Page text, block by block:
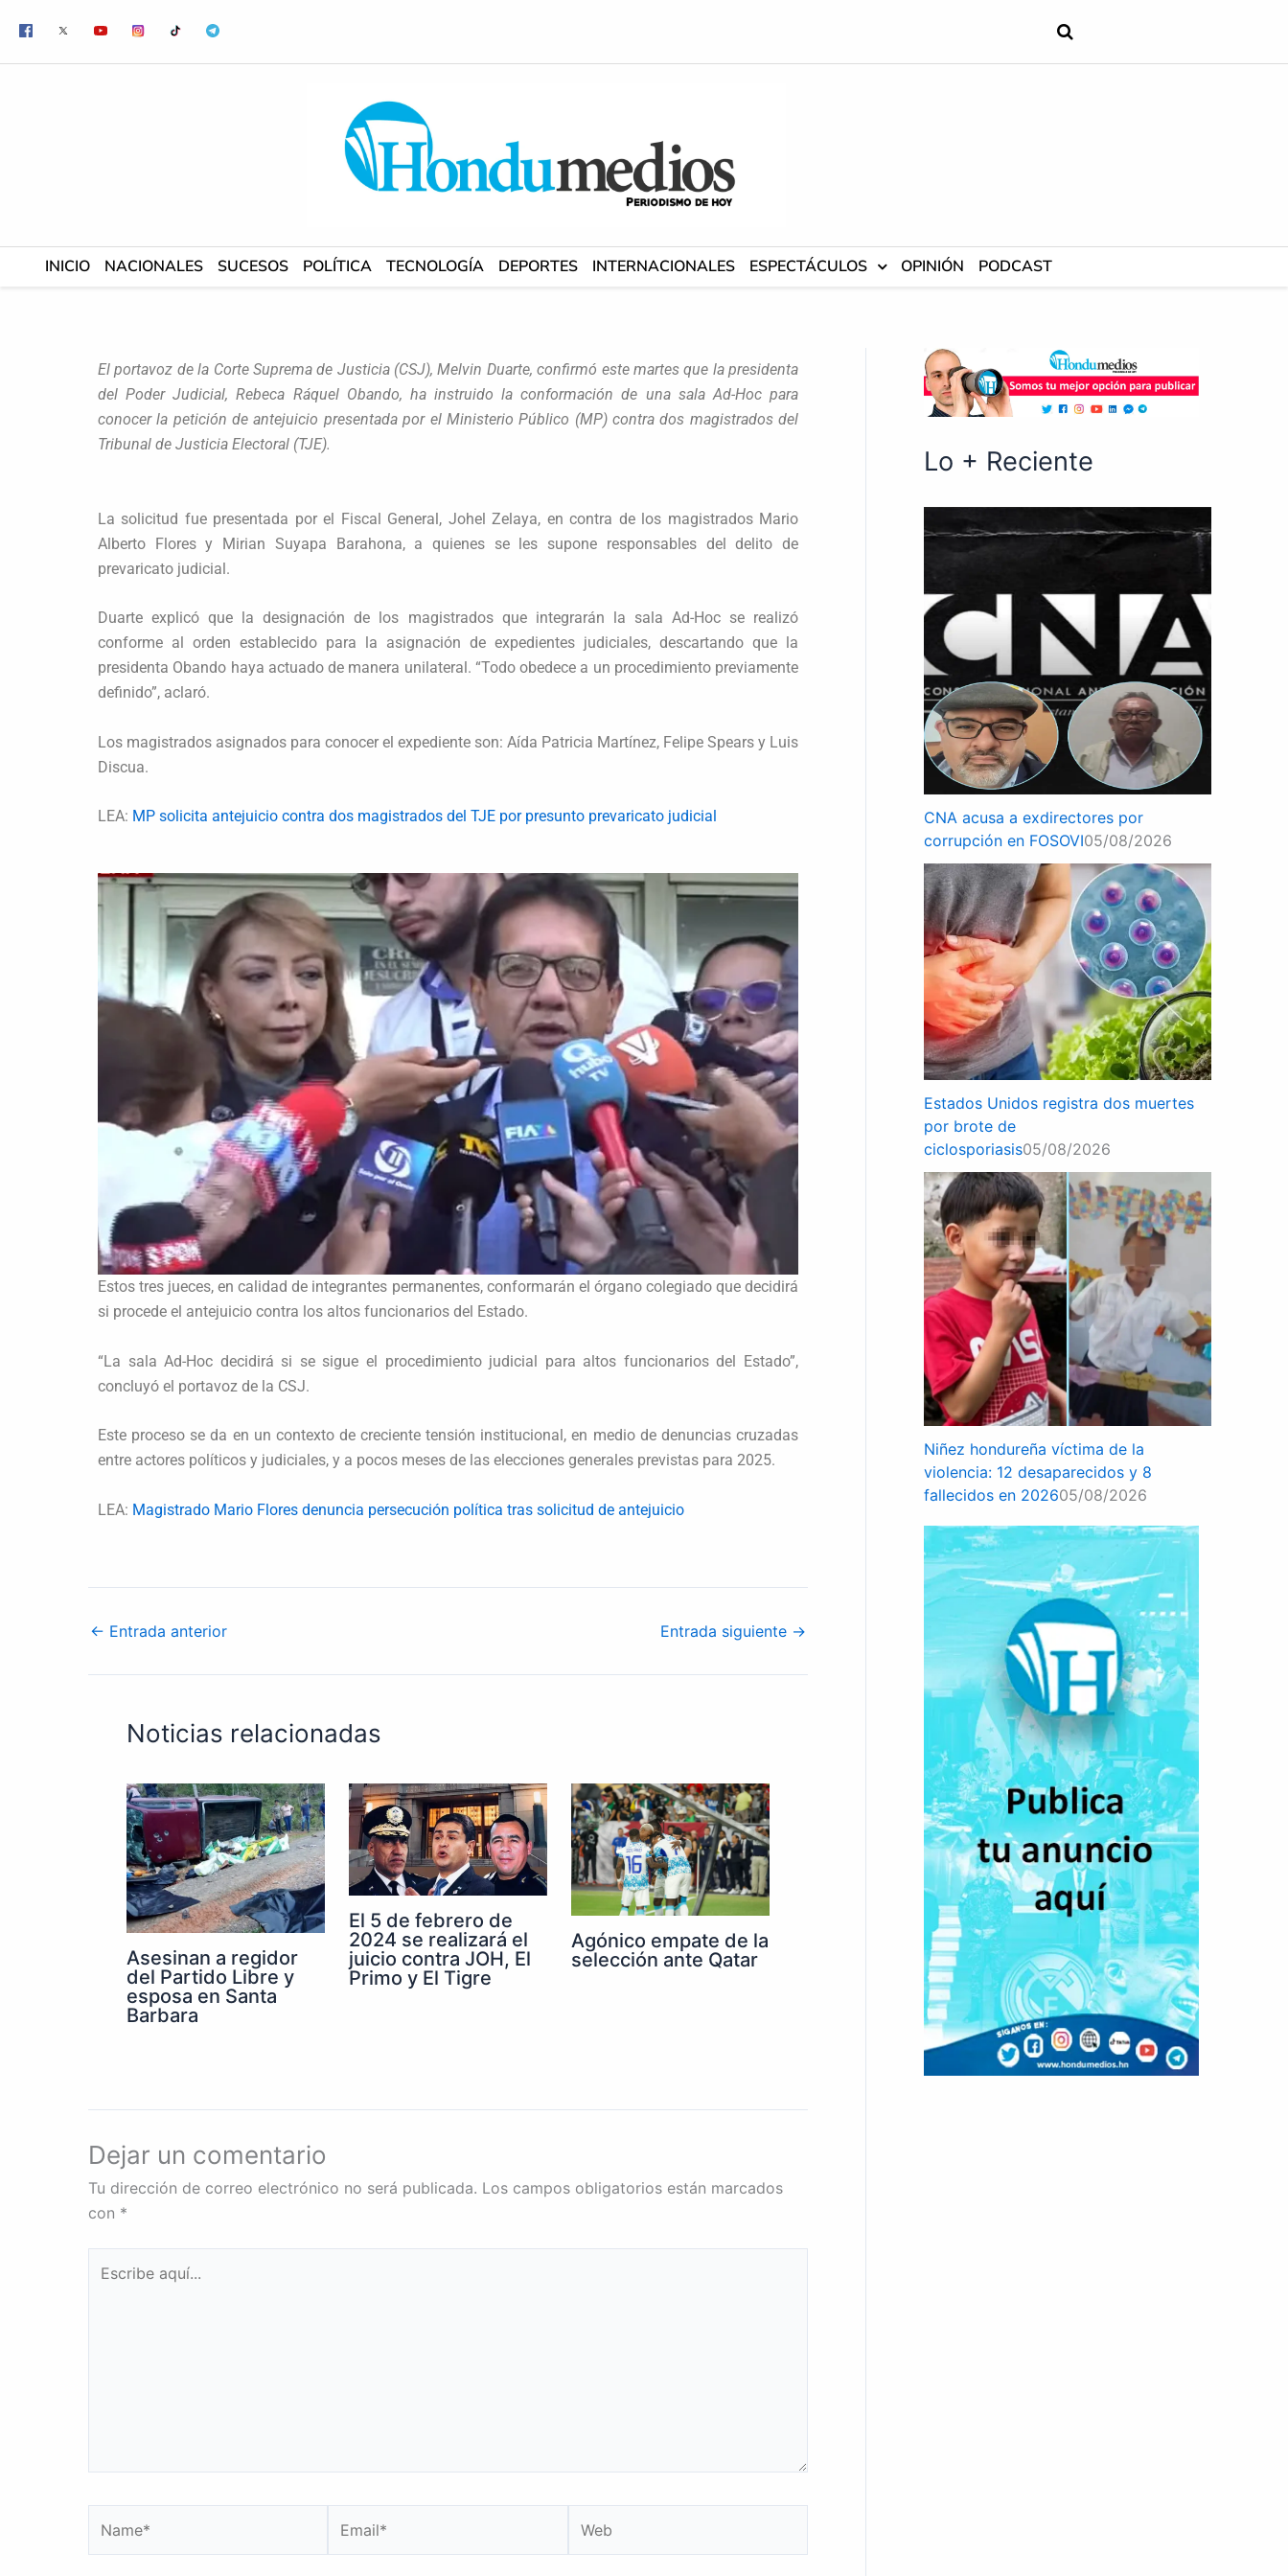
contenido
INICIO NACIONALES SUCESOS POLÍTICA TECNOLOGÍA DEPORTES INTERNACIONALES ESPECTÁCULOS OPINIÓN PODCAST
El portavoz de la Corte Suprema de Justicia (CSJ), Melvin Duarte, confirmó este martes que la presidenta
del Poder Judicial, Rebeca Ráquel Obando, ha instruido la conformación de una sala Ad-Hoc para
conocer la petición de antejuicio presentada por el Ministerio Público (MP) contra dos magistrados del
Tribunal de Justicia Electoral (TJE).
La solicitud fue presentada por el Fiscal General, Johel Zelaya, en contra de los magistrados Mario
Alberto Flores y Mirian Suyapa Barahona, a quienes se les supone responsables del delito de
prevaricato judicial.
Duarte explicó que la designación de los magistrados que integrarán la sala Ad-Hoc se realizó
conforme al orden establecido para la asignación de expedientes judiciales, descartando que la
presidenta Obando haya actuado de manera unilateral. “Todo obedece a un procedimiento previamente
definido”, aclaró.
Los magistrados asignados para conocer el expediente son: Aída Patricia Martínez, Felipe Spears y Luis
Discua.
LEA: MP solicita antejuicio contra dos magistrados del TJE por presunto prevaricato judicial
Estos tres jueces, en calidad de integrantes permanentes, conformarán el órgano colegiado que decidirá
si procede el antejuicio contra los altos funcionarios del Estado.
“La sala Ad-Hoc decidirá si se sigue el procedimiento judicial para altos funcionarios del Estado”,
concluyó el portavoz de la CSJ.
Este proceso se da en un contexto de creciente tensión institucional, en medio de denuncias cruzadas
entre actores políticos y judiciales, y a pocos meses de las elecciones generales previstas para 2025.
LEA: Magistrado Mario Flores denuncia persecución política tras solicitud de antejuicio
← Entrada anterior Entrada siguiente →
Noticias relacionadas
Asesinan a regidor
del Partido Libre y
esposa en Santa
Barbara
El 5 de febrero de
2024 se realizará el
juicio contra JOH, El
Primo y El Tigre
Agónico empate de la
selección ante Qatar
Dejar un comentario
Tu dirección de correo electrónico no será publicada. Los campos obligatorios están marcados
con *
aquí...
Lo + Reciente
CNA acusa a exdirectores por
corrupción en FOSOVI05/08/2026
Estados Unidos registra dos muertes
por brote de
ciclosporiasis05/08/2026
Niñez hondureña víctima de la
violencia: 12 desaparecidos y 8
fallecidos en 202605/08/2026